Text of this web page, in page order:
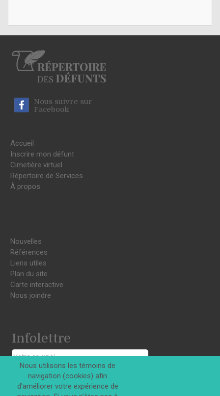
Nous suivre sur
Facebook
Accueil
Inscrire mon défunt
Cimetière virtuel
Répertoire de Services
À propos
Nouvelles
Références
Liens utiles
Plan du site
Carte interactive
Nous joindre
Infolettre
S'INSCRIRE
Nous utilisons les témoins de
navigation (cookies) afin
d'améliorer votre expérience de